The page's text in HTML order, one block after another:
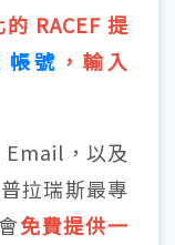
RACEF 提
帳號 ，輸入
Email，以及
拉瑞斯最專
免費提供一